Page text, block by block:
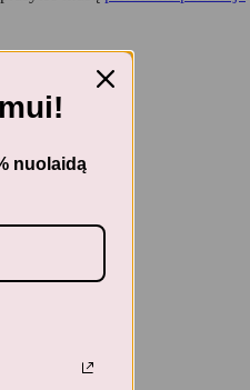
nuolaidą